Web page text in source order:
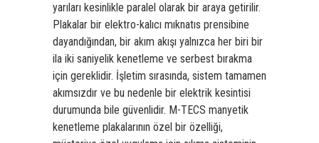
yarıları kesinlikle paralel olarak bir araya getirilir.
Plakalar bir elektro-kalıcı mıknatıs prensibine
dayandığından, bir akım akışı yalnızca her biri bir
ila iki saniyelik kenetleme ve serbest bırakma
için gereklidir. İşletim sırasında, sistem tamamen
akımsızdır ve bu nedenle bir elektrik kesintisi
durumunda bile güvenlidir. M-TECS manyetik
kenetleme plakalarının özel bir özelliği,